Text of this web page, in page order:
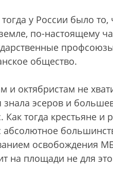
у России было
по-настоящему
общество.
и октябристам не
знала эсеров и
Как тогда крестьяне
абсолютное
освобождения
на площади не для